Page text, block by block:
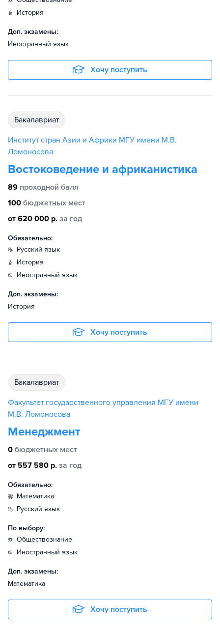
история
Доп. экзамены:
Иностранный язык
Хочу поступить
бакалавриат
Институт стран Азии и Африки МГУ имени М.В.
Ломоносова
Востоковедение и африканистика
89 проходной балл
100 бюджетных мест
от 620 000 р. за год
Обязательно:
русский язык
история
иностранный язык
Доп. экзамены:
История
Хочу поступить
бакалавриат
Факультет государственного управления МГУ имени
М.В. Ломоносова
Менеджмент
0 бюджетных мест
от 557 580 р. за год
Обязательно:
математика
русский язык
По выбору:
обществознание
иностранный язык
Доп. экзамены:
Математика
Хочу поступить